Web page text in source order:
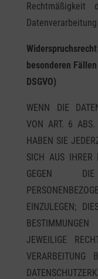
besonderen
DSGVO)
WENN DIE
VON ART. 6 ABS.
HABEN SIE
SICH AUS IHRER
GEGEN
EINZULEGEN;
JEWEILIGE
VERARBEITUNG